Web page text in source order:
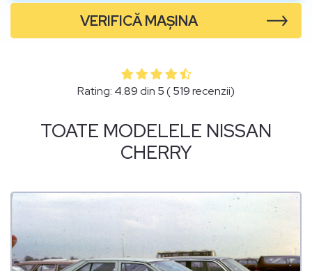
VERIFICĂ MAȘINA
Rating: 4.89 din 5(519recenzii)
TOATE MODELELE NISSAN
CHERRY